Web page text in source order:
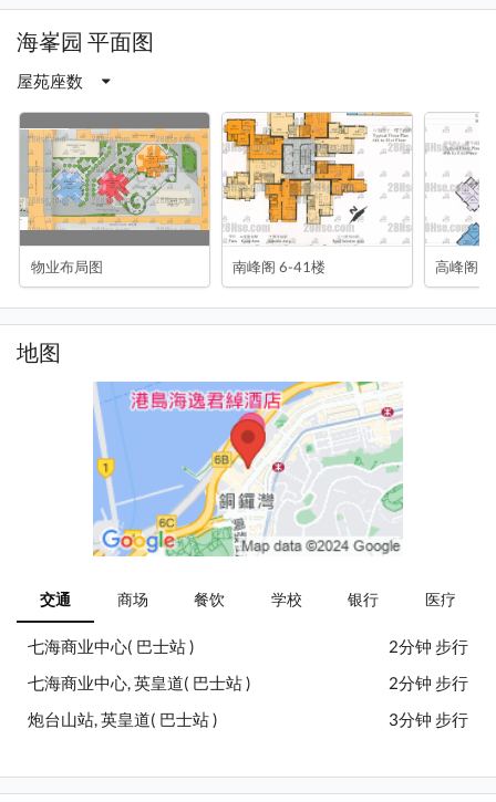
海峯园 平面图
屋苑座数
物业布局图 南峰阁 6-41楼 高峰阁
地图
交通 商场 餐饮 学校 银行 医疗
七海商业中心( 巴士站 )
2分钟 步行
七海商业中心, 英皇道( 巴士站 )
2分钟 步行
炮台山站, 英皇道( 巴士站 )
3分钟 步行